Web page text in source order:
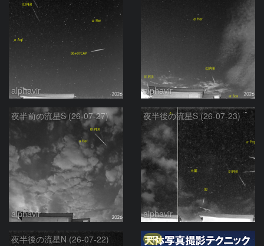
alphavir alphavir
夜半前の流星S (26-07-27)
alphavir
夜半後の流星S (26-07-23)
alphavir
夜半後の流星N (26-07-22) PR